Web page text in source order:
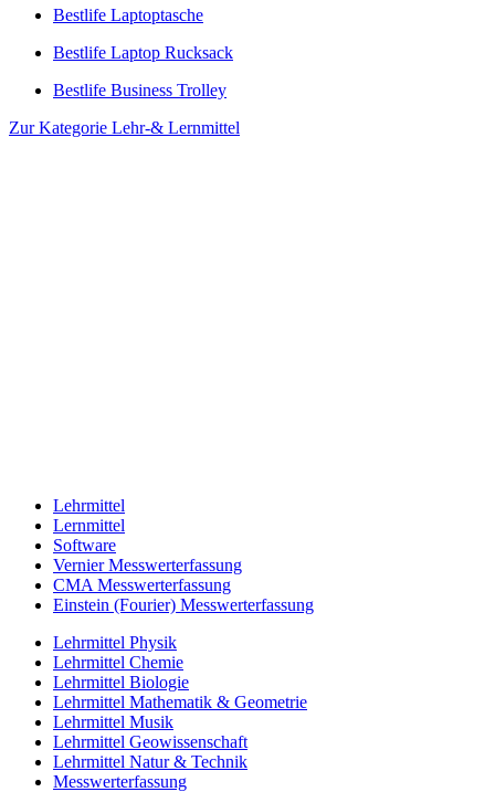
Bestlife Laptoptasche
Bestlife Laptop Rucksack
Bestlife Business Trolley
Zur Kategorie Lehr-& Lernmittel
Lehrmittel
Lernmittel
Software
Vernier Messwerterfassung
CMA Messwerterfassung
Einstein (Fourier) Messwerterfassung
Lehrmittel Physik
Lehrmittel Chemie
Lehrmittel Biologie
Lehrmittel Mathematik & Geometrie
Lehrmittel Musik
Lehrmittel Geowissenschaft
Lehrmittel Natur & Technik
Messwerterfassung